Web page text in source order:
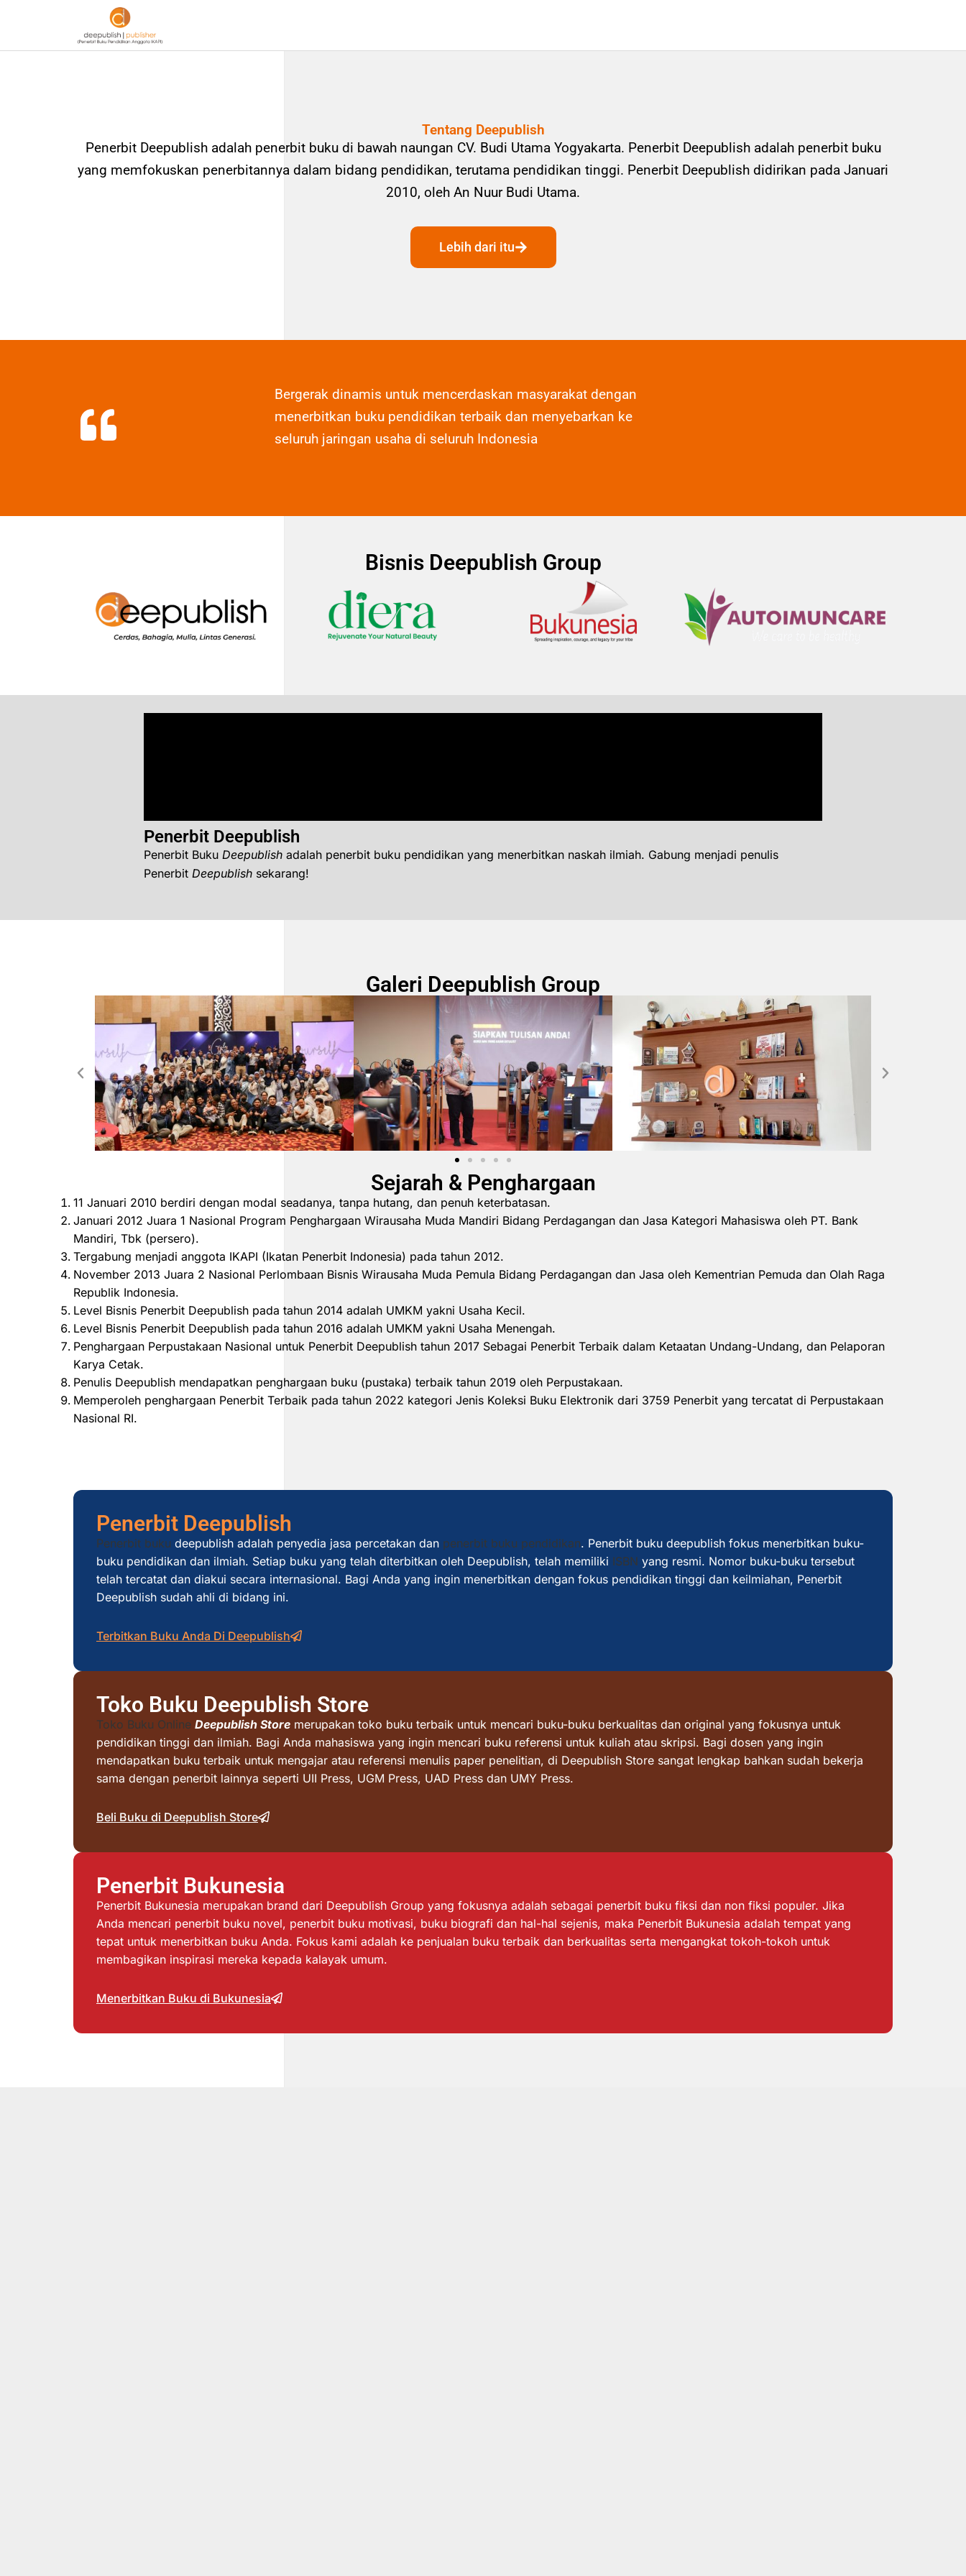
Tentang Deepublish
Penerbit Deepublish adalah penerbit buku di bawah naungan CV. Budi Utama Yogyakarta. Penerbit Deepublish adalah penerbit buku
yang memfokuskan penerbitannya dalam bidang pendidikan, terutama pendidikan tinggi. Penerbit Deepublish didirikan pada Januari
2010, oleh An Nuur Budi Utama.
Lebih dari itu
Bergerak dinamis untuk mencerdaskan masyarakat dengan
menerbitkan buku pendidikan terbaik dan menyebarkan ke
seluruh jaringan usaha di seluruh Indonesia
Bisnis Deepublish Group
Penerbit Deepublish
Penerbit Buku Deepublish adalah penerbit buku pendidikan yang menerbitkan naskah ilmiah. Gabung menjadi penulis
Penerbit Deepublish sekarang!
Galeri Deepublish Group
Sejarah & Penghargaan
11 Januari 2010 berdiri dengan modal seadanya, tanpa hutang, dan penuh keterbatasan.
Januari 2012 Juara 1 Nasional Program Penghargaan Wirausaha Muda Mandiri Bidang Perdagangan dan Jasa Kategori Mahasiswa oleh PT. Bank
Mandiri, Tbk (persero).
Tergabung menjadi anggota IKAPI (Ikatan Penerbit Indonesia) pada tahun 2012.
November 2013 Juara 2 Nasional Perlombaan Bisnis Wirausaha Muda Pemula Bidang Perdagangan dan Jasa oleh Kementrian Pemuda dan Olah Raga
Republik Indonesia.
Level Bisnis Penerbit Deepublish pada tahun 2014 adalah UMKM yakni Usaha Kecil.
Level Bisnis Penerbit Deepublish pada tahun 2016 adalah UMKM yakni Usaha Menengah.
Penghargaan Perpustakaan Nasional untuk Penerbit Deepublish tahun 2017 Sebagai Penerbit Terbaik dalam Ketaatan Undang-Undang, dan Pelaporan
Karya Cetak.
Penulis Deepublish mendapatkan penghargaan buku (pustaka) terbaik tahun 2019 oleh Perpustakaan.
Memperoleh penghargaan Penerbit Terbaik pada tahun 2022 kategori Jenis Koleksi Buku Elektronik dari 3759 Penerbit yang tercatat di Perpustakaan
Nasional RI.
Penerbit Deepublish
Penerbit buku deepublish adalah penyedia jasa percetakan dan penerbit buku pendidikan. Penerbit buku deepublish fokus menerbitkan buku-
buku pendidikan dan ilmiah. Setiap buku yang telah diterbitkan oleh Deepublish, telah memiliki ISBN yang resmi. Nomor buku-buku tersebut
telah tercatat dan diakui secara internasional. Bagi Anda yang ingin menerbitkan dengan fokus pendidikan tinggi dan keilmiahan, Penerbit
Deepublish sudah ahli di bidang ini.
Terbitkan Buku Anda Di Deepublish
Toko Buku Deepublish Store
Toko Buku Online Deepublish Store merupakan toko buku terbaik untuk mencari buku-buku berkualitas dan original yang fokusnya untuk
pendidikan tinggi dan ilmiah. Bagi Anda mahasiswa yang ingin mencari buku referensi untuk kuliah atau skripsi. Bagi dosen yang ingin
mendapatkan buku terbaik untuk mengajar atau referensi menulis paper penelitian, di Deepublish Store sangat lengkap bahkan sudah bekerja
sama dengan penerbit lainnya seperti UII Press, UGM Press, UAD Press dan UMY Press.
Beli Buku di Deepublish Store
Penerbit Bukunesia
Penerbit Bukunesia merupakan brand dari Deepublish Group yang fokusnya adalah sebagai penerbit buku fiksi dan non fiksi populer. Jika
Anda mencari penerbit buku novel, penerbit buku motivasi, buku biografi dan hal-hal sejenis, maka Penerbit Bukunesia adalah tempat yang
tepat untuk menerbitkan buku Anda. Fokus kami adalah ke penjualan buku terbaik dan berkualitas serta mengangkat tokoh-tokoh untuk
membagikan inspirasi mereka kepada kalayak umum.
Menerbitkan Buku di Bukunesia